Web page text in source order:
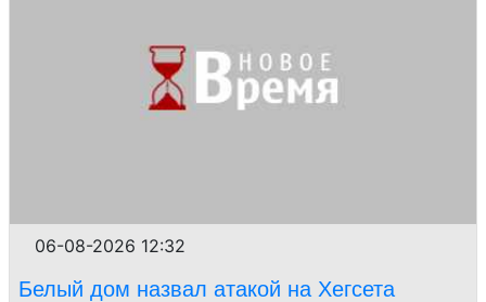
06-08-2026 12:32
Белый дом назвал атакой на Хегсета